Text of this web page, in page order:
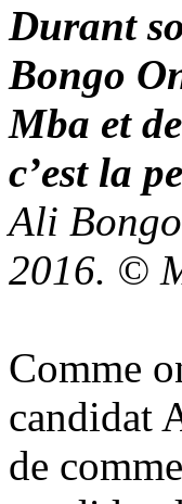
Durant
Bongo
Mba et
c’est la
Ali
2016. ©
Comme
candidat
de